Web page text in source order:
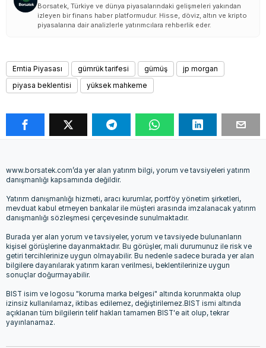
Borsatek, Türkiye ve dünya piyasalarındaki gelişmeleri yakından
izleyen bir finans haber platformudur. Hisse, döviz, altın ve kripto
piyasalarına dair analizlerle yatırımcılara rehberlik eder.
Emtia Piyasası gümrük tarifesi gümüş
jp morgan
piyasa beklentisi
yüksek mahkeme
www.borsatek.com’da yer alan yatırım bilgi, yorum ve tavsiyeleri yatırım
danışmanlığı kapsamında değildir.
Yatırım danışmanlığı hizmeti, aracı kurumlar, portföy yönetim şirketleri,
mevduat kabul etmeyen bankalar ile müşteri arasında imzalanacak yatırım
danışmanlığı sözleşmesi çerçevesinde sunulmaktadır.
Burada yer alan yorum ve tavsiyeler, yorum ve tavsiyede bulunanların
kişisel görüşlerine dayanmaktadır. Bu görüşler, mali durumunuz ile risk ve
getiri tercihlerinize uygun olmayabilir. Bu nedenle sadece burada yer alan
bilgilere dayanılarak yatırım kararı verilmesi, beklentilerinize uygun
sonuçlar doğurmayabilir.
BIST isim ve logosu "koruma marka belgesi" altında korunmakta olup
izinsiz kullanılamaz, iktibas edilemez, değiştirilemez.BIST ismi altında
açıklanan tüm bilgilerin telif hakları tamamen BIST'e ait olup, tekrar
yayınlanamaz.